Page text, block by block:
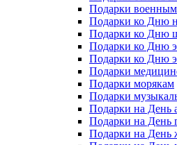
Подарки военным
Подарки ко Дню
Подарки ко Дню
Подарки ко Дню
Подарки ко Дню
Подарки
Подарки морякам
Подарки
Подарки на День
Подарки на День
Подарки на День